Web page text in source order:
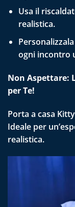
Usa il
realistica.
ogni incontro
Non Aspettare:
per Te!
Porta a casa
Ideale per
realistica.